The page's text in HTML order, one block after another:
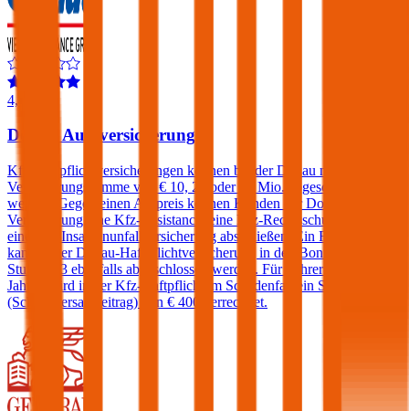
4,4
Donau Autoversicherung
Kfz-Haftpflichtversicherungen können bei der Donau mit einer
Versicherungssumme von € 10, 20 oder 30 Mio. abgeschlossen
werden. Gegen einen Aufpreis können Kunden der Donau
Versicherung eine Kfz-Assistance, eine Kfz-Rechtsschutz und/oder
eine Kfz-Insassenunfallversicherung abschließen. Ein Freischaden
kann in der Donau-Haftpflichtversicherung in den Bonus-Malus-
Stufen 0-3 ebenfalls abgeschlossen werden. Für Fahrer unter 23
Jahren wird in der Kfz-Haftpflicht im Schadenfall ein Selbstbehalt
(Schadenersatzbeitrag) von € 400 verrechnet.